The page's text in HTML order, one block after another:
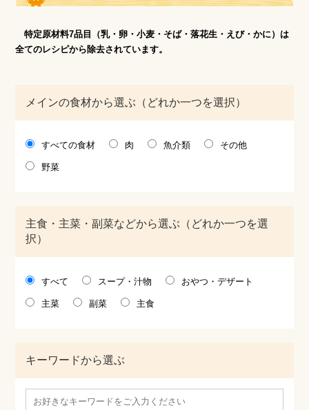
特定原材料7品目（乳・卵・小麦・そば・落花生・えび・かに）は
全てのレシピから除去されています。
メインの食材から選ぶ（どれか一つを選択）
すべての食材 肉 魚介類 その他
野菜
主食・主菜・副菜などから選ぶ（どれか一つを選
択）
すべて スープ・汁物 おやつ・デザート
主菜 副菜 主食
キーワードから選ぶ